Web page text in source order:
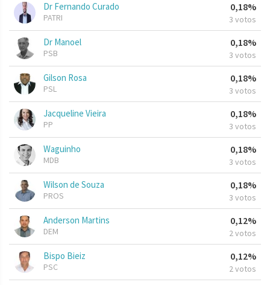
Dr Fernando Curado
PATRI
0,18%
3 votos
Dr Manoel
PSB
0,18%
3 votos
Gilson Rosa
PSL
0,18%
3 votos
Jacqueline Vieira
PP
0,18%
3 votos
Waguinho
MDB
0,18%
3 votos
Wilson de Souza
PROS
0,18%
3 votos
Anderson Martins
DEM
0,12%
2 votos
Bispo Bieiz
PSC
0,12%
2 votos